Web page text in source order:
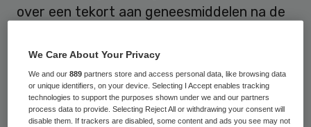
over een tekort aan geneesmiddelen na de
bedrijven, toezichthouders en het
ministerie van VWS hebben alle maatregelen
genomen om de leveranties door te laten
gaan.
We Care About Your Privacy
We and our889 partners store and access personal data, like browsing data
or unique identifiers, on your device. Selecting I Accept enables tracking
technologies to support the purposes shown under we and our partners
process data to provide. Selecting Reject All or withdrawing your consent will
disable them. If trackers are disabled, some content and ads you see may not